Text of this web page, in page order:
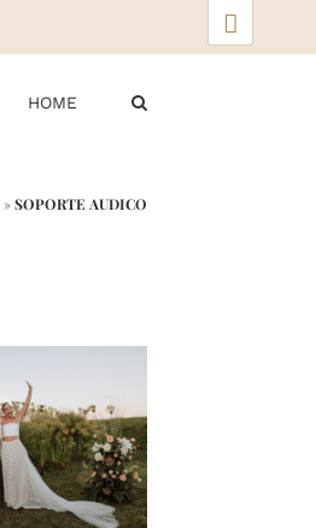
HOME
»SOPORTE AUDICO